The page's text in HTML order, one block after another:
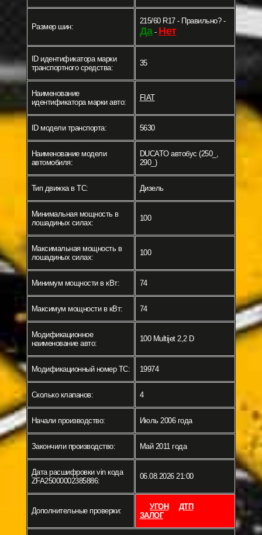
Размер шин:
215/60 R17 - Правильно? -
Да- Нет
ID идентификатора марки
транспортного средства:
35
Наименование
идентификатора марки авто:
FIAT
ID модели транспорта: 5630
Наименование модели
автомобиля:
DUCATO автобус (250_,
290_)
Тип движка в ТС: Дизель
Минимальная мощность в
лошадиных силах:
100
Максимальная мощность в
лошадиных силах:
100
Минимум мощности в кВт: 74
Максимум мощности в кВт: 74
Модификационное
наименование авто:
100 Multijet 2,2 D
Модификационный номер ТС: 19974
Сколько клапанов: 4
Начали производство: Июль 2006 года
Закончили производство: Май 2011 года
Дата расшифровки vin кода
ZFA25000002385886:
06.08.2026 21:00
Дополнительные проверки: УГОН
ДТП
ЗАЛОГ